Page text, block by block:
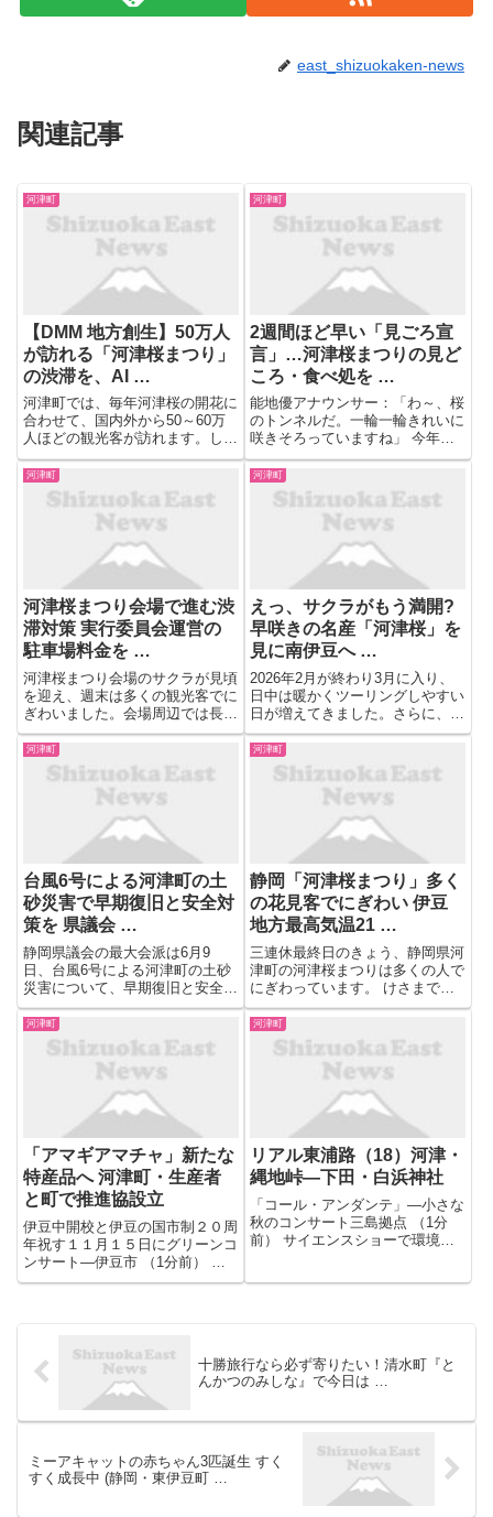
east_shizuokaken-news
関連記事
河津町
【DMM 地方創生】50万人
が訪れる「河津桜まつり」
の渋滞を、AI …
河津町では、毎年河津桜の開花に
合わせて、国内外から50～60万
人ほどの観光客が訪れます。しか
し、マイカーによる来場が集中
し、駐車場へのアクセスや混雑状
況が現地に行かないと分からない
ため、周辺を回遊する車両が増
え、より混雑してしまうという課
河津町
2週間ほど早い「見ごろ宣
言」…河津桜まつりの見ど
ころ・食べ処を …
能地優アナウンサー：「わ～、桜
のトンネルだ。一輪一輪きれいに
咲きそろっていますね」 今年
も、この季節がやってきました。
川沿いの並木道に色づく河津桜。
満開に開いた花々が一足先に春の
訪れを告げています。開花が大幅
に遅れた去年に比べ、２週間ほど
河津町
河津桜まつり会場で進む渋
滞対策 実行委員会運営の
駐車場料金を …
河津桜まつり会場のサクラが見頃
を迎え、週末は多くの観光客でに
ぎわいました。会場周辺では長年
渋滞が課題となっていて、町は
2026年から新たな対策を打って
います。 【写真を見る】河津桜
まつり会場で進む渋滞対策 実行
委員会運営の駐車場料金を休日
河津町
えっ、サクラがもう満開?
早咲きの名産「河津桜」を
見に南伊豆へ …
2026年2月が終わり3月に入り、
日中は暖かくツーリングしやすい
日が増えてきました。さらに、春
本番の4月を待たずに、一部の地
域ではすでに早咲きの桜が開花し
ています。今回は、そんな早咲き
の桜「河津桜」を見るために南伊
豆へ向かった際の旅程を紹介...
河津町
台風6号による河津町の土
砂災害で早期復旧と安全対
策を 県議会 …
静岡県議会の最大会派は6月9
日、台風6号による河津町の土砂
災害について、早期復旧と安全対
策などを鈴木康友知事に提言しま
した。 【写真を見る】台風6号に
よる河津町の土砂災害で早期復旧
と安全対策を 県議会・自民改革
会議が鈴木知事に提言＝静岡 9...
河津町
静岡「河津桜まつり」多く
の花見客でにぎわい 伊豆
地方最高気温21 …
三連休最終日のきょう、静岡県河
津町の河津桜まつりは多くの人で
にぎわっています。 けさまで降
っていた雨も止んで、雲の間から
太陽が顔をのぞかせ、気温が上昇
しました。 「すごく華やか。ち
ょうど菜の花とのコントラストが
いい」 伊豆地方では、日中の
河津町
「アマギアマチャ」新たな
特産品へ 河津町・生産者
と町で推進協設立
伊豆中開校と伊豆の国市制２０周
年祝す１１月１５日にグリーンコ
ンサート―伊豆市 （1分前） 工
事４件入札公募受け付け―熱海
さん著書紹介 熱海図書館...
河津町
リアル東浦路（18）河津・
縄地峠―下田・白浜神社
「コール・アンダンテ」―小さな
秋のコンサート三島拠点 （1分
前） サイエンスショーで環境問
十勝旅行なら必ず寄りたい！清水町『と
んかつのみしな』で今日は …
ミーアキャットの赤ちゃん3匹誕生 すく
すく成長中 (静岡・東伊豆町 …